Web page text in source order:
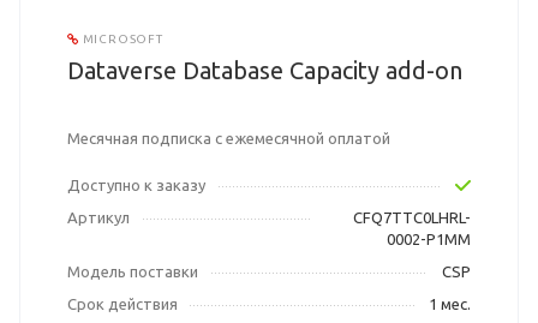
MICROSOFT
Dataverse Database Capacity add-on
Месячная подписка с ежемесячной оплатой
Доступно к заказу
Артикул
CFQ7TTC0LHRL-
0002-P1MM
Модель поставки
CSP
Срок действия
1 мес.